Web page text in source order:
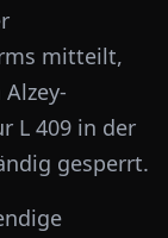
mitteilt,
L 409 in der
gesperrt.